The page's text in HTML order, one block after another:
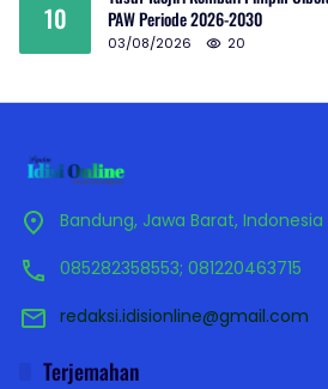
10
PAW Periode 2026-2030
03/08/2026 20
Bandung, Jawa Barat, Indonesia
085282358553; 081220463715
redaksi.idisionline@gmail.com
Terjemahan